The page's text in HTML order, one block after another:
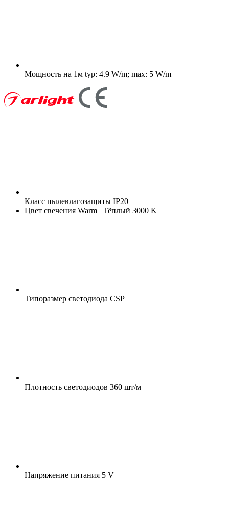
Мощность на 1м typ: 4.9 W/m; max: 5 W/m
Класс пылевлагозащиты IP20
Цвет свечения Warm | Тёплый 3000 K
Типоразмер светодиода CSP
Плотность светодиодов 360 шт/м
Напряжение питания 5 V